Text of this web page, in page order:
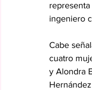
ingeniero
Cabe
cuatro
y Alondra